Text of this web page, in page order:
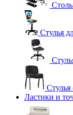
Стулья
Стулья
Ластики и